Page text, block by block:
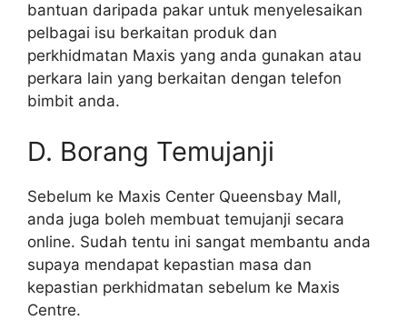
bantuan daripada pakar untuk menyelesaikan
pelbagai isu berkaitan produk dan
perkhidmatan Maxis yang anda gunakan atau
perkara lain yang berkaitan dengan telefon
bimbit anda.
D. Borang Temujanji
Sebelum ke Maxis Center Queensbay Mall,
anda juga boleh membuat temujanji secara
online. Sudah tentu ini sangat membantu anda
supaya mendapat kepastian masa dan
kepastian perkhidmatan sebelum ke Maxis
Centre.